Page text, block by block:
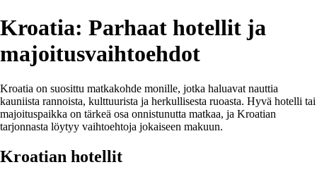
Kroatia: Parhaat hotellit ja
majoitusvaihtoehdot
Kroatia on suosittu matkakohde monille, jotka haluavat nauttia
kauniista rannoista, kulttuurista ja herkullisesta ruoasta. Hyvä hotelli tai
majoituspaikka on tärkeä osa onnistunutta matkaa, ja Kroatian
tarjonnasta löytyy vaihtoehtoja jokaiseen makuun.
Kroatian hotellit